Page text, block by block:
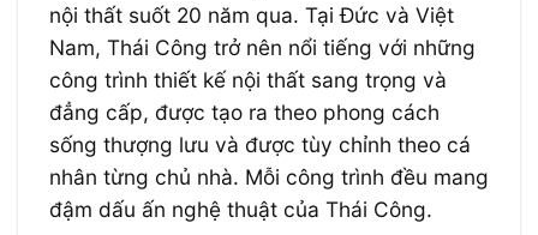
nội thất suốt 20 năm qua. Tại Đức và Việt
Nam, Thái Công trở nên nổi tiếng với những
công trình thiết kế nội thất sang trọng và
đẳng cấp, được tạo ra theo phong cách
sống thượng lưu và được tùy chỉnh theo cá
nhân từng chủ nhà. Mỗi công trình đều mang
đậm dấu ấn nghệ thuật của Thái Công.